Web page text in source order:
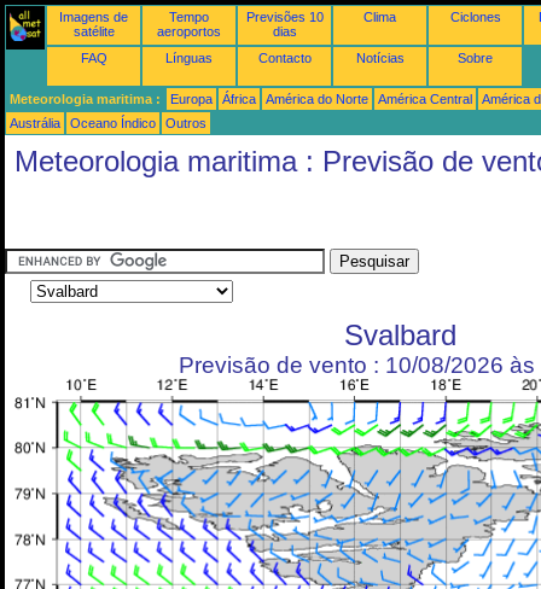
Imagens de
satélite
Tempo
aeroportos
Previsões 10
dias
Clima Ciclones
FAQ Línguas Contacto Notícias Sobre
Meteorologia maritima : Europa África América do Norte América Central
América
Austrália
Oceano Índico Outros
Meteorologia maritima : Previsão de
Svalbard
Previsão de vento : 10/08/2026 às